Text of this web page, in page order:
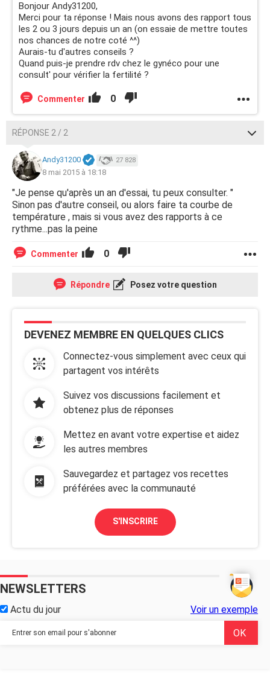
Bonjour Andy31200,
Merci pour ta réponse ! Mais nous avons des rapport tous
les 2 ou 3 jours depuis un an (on essaie de mettre toutes
nos chances de notre coté ^^)
Aurais-tu d'autres conseils ?
Quand puis-je prendre rdv chez le gynéco pour une
consult' pour vérifier la fertilité ?
Commenter 0
RÉPONSE 2 / 2
Andy31200 27 828
8 mai 2015 à 18:18
"Je pense qu'après un an d'essai, tu peux consulter. "
Sinon pas d'autre conseil, ou alors faire ta courbe de
température , mais si vous avez des rapports à ce
rythme...pas la peine
Commenter 0
Répondre Posez votre question
DEVENEZ MEMBRE EN QUELQUES CLICS
Connectez-vous simplement avec ceux qui
partagent vos intérêts
Suivez vos discussions facilement et
obtenez plus de réponses
Mettez en avant votre expertise et aidez
les autres membres
Sauvegardez et partagez vos recettes
préférées avec la communauté
S'INSCRIRE
NEWSLETTERS
Actu du jour Voir un exemple